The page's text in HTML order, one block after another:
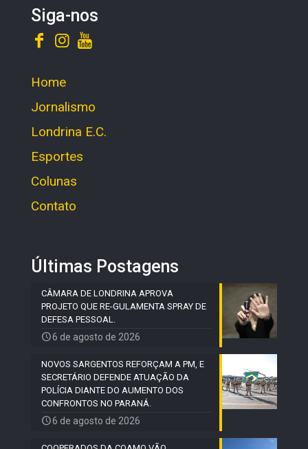
Siga-nos
Home
Jornalismo
Londrina E.C.
Esportes
Colunas
Contato
Últimas Postagens
CÂMARA DE LONDRINA APROVA
PROJETO QUE RE-GULAMENTA SPRAY DE
DEFESA PESSOAL.
6 de agosto de 2026
NOVOS SARGENTOS REFORÇAM A PM, E
SECRETÁRIO DEFENDE ATUAÇÃO DA
POLÍCIA DIANTE DO AUMENTO DOS
CONFRONTOS NO PARANÁ.
6 de agosto de 2026